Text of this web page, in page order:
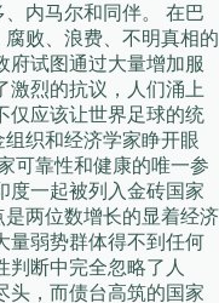
内马尔和同伴。 在巴
败、浪费、不明真相的
府试图通过大量增加服
激烈的抗议，人们涌上
仅应该让世界足球的统
织和经济学家睁开眼
可靠性和健康的唯一参
度一起被列入金砖国家
两位数增长的显着经济
量弱势群体得不到任何
判断中完全忽略了人
头，而债台高筑的国家